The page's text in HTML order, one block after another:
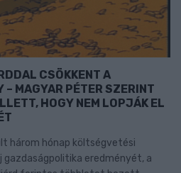
CSÖKKENT A
– MAGYAR PÉTER SZERINT
HOGY NEM LOPJÁK EL
három hónap költségvetési
eredményét, a